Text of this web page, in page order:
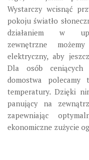
Wystarczy wcisnąć
pokoju światło
działaniem w
zewnętrzne
elektryczny, aby
Dla osób ceniących
domostwa
temperatury. Dzięki
panujący na
zapewniając
ekonomiczne zużycie